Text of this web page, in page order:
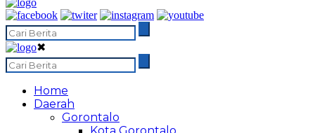
✖
Home
Daerah
Gorontalo